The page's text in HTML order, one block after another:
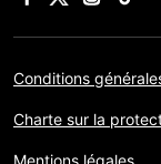
Conditions
Charte sur la
Mentions légales